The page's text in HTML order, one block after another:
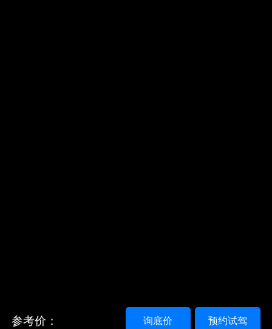
参考价： 预约试驾
询底价